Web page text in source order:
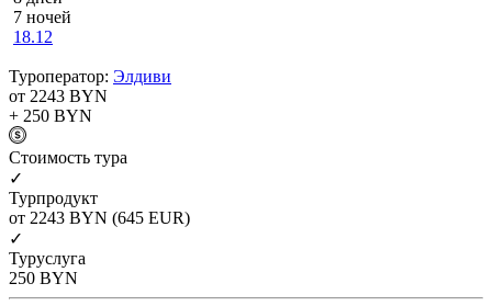
7 ночей
18.12
Туроператор: Элдиви
от 2243 BYN
+ 250 BYN
Cтоимость тура
✓
Турпродукт
от 2243 BYN (645 EUR)
✓
Туруслуга
250 BYN